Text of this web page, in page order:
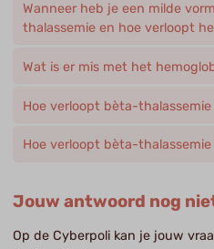
Wanneer heb je een milde
thalassemie en hoe verloopt
Wat is er mis met het
Hoe verloopt bèta-thalassemie
Hoe verloopt bèta-
Jouw antwoord nog
Op de Cyberpoli kan je jouw